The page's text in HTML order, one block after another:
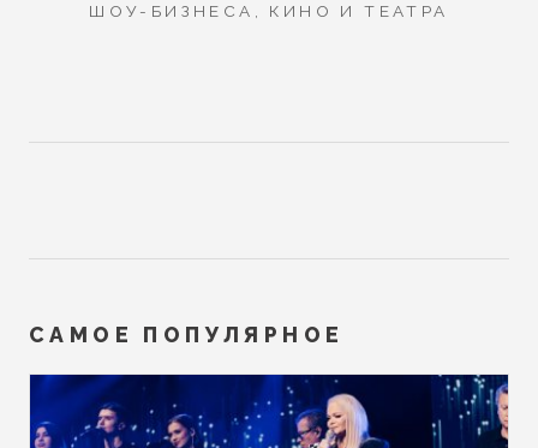
ШОУ-БИЗНЕСА, КИНО И ТЕАТРА
САМОЕ ПОПУЛЯРНОЕ